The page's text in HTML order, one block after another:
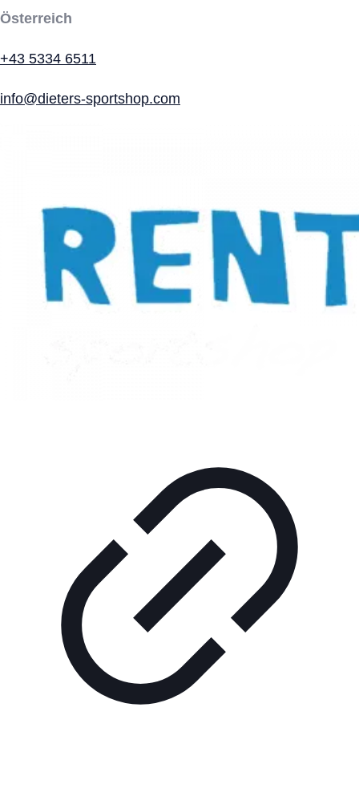
Österreich
+43 5334 6511
info@dieters-sportshop.com